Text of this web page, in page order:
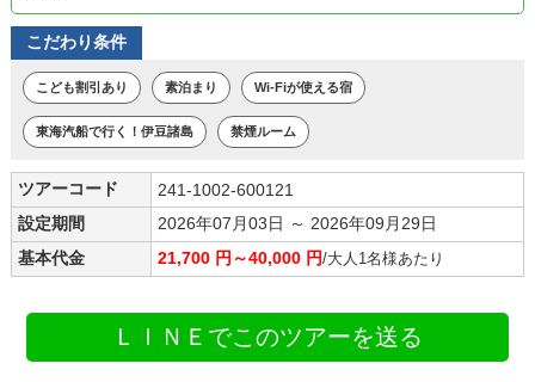
こだわり条件
こども割引あり 素泊まり Wi-Fiが使える宿
東海汽船で行く！伊豆諸島 禁煙ルーム
ツアーコード
241-1002-600121
設定期間
2026年07月03日 ～ 2026年09月29日
基本代金
21,700 円～40,000 円/大人1名様あたり
ＬＩＮＥでこのツアーを送る